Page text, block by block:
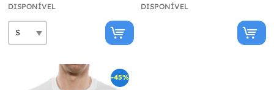
DISPONÍVEL DISPONÍVEL
-45%